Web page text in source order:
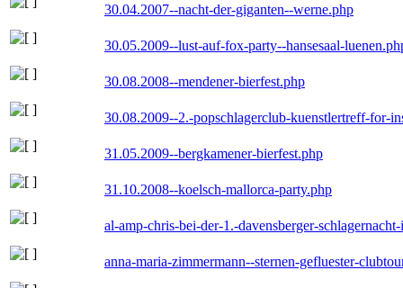
30.04.2007--nacht-der-giganten--werne.php
30.05.2009--lust-auf-fox-party--hansesaal-
30.08.2008--mendener-bierfest.php
30.08.2009--2.-popschlagerclub-kuenstlertreff-for-
31.05.2009--bergkamener-bierfest.php
31.10.2008--koelsch-mallorca-party.php
al-amp-chris-bei-der-1.-davensberger-
anna-maria-zimmermann--sternen-gefluester-